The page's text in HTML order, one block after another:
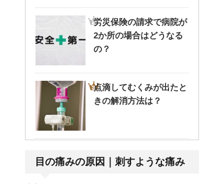
労災保険の請求で病院が
2か所の場合はどうなる
の？
点滴してむくみが出たと
きの解消方法は？
くれない・・そんなこと
目の痛みの原因｜刺すような痛み